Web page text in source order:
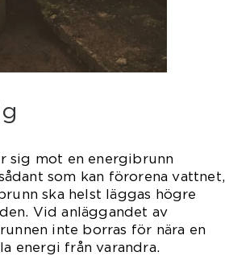
sig mot en energibrunn
som kan förorena vattnet,
ska helst läggas högre
Vid anläggandet av
inte borras för nära en
energi från varandra.